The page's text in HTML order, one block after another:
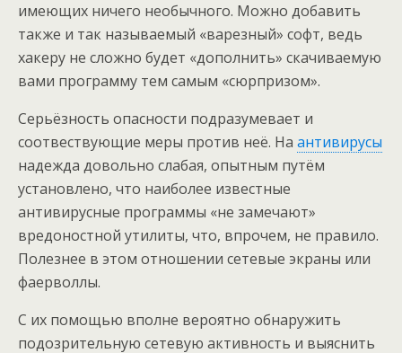
имеющих ничего необычного. Можно добавить
также и так называемый «варезный» софт, ведь
хакеру не сложно будет «дополнить» скачиваемую
вами программу тем самым «сюрпризом».
Серьёзность опасности подразумевает и
соотвествующие меры против неё. На антивирусы
надежда довольно слабая, опытным путём
установлено, что наиболее известные
антивирусные программы «не замечают»
вредоностной утилиты, что, впрочем, не правило.
Полезнее в этом отношении сетевые экраны или
фаерволлы.
С их помощью вполне вероятно обнаружить
подозрительную сетевую активность и выяснить